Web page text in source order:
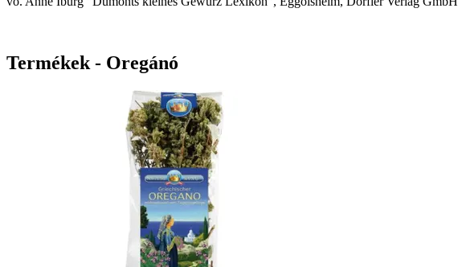
Termékek - Oregánó